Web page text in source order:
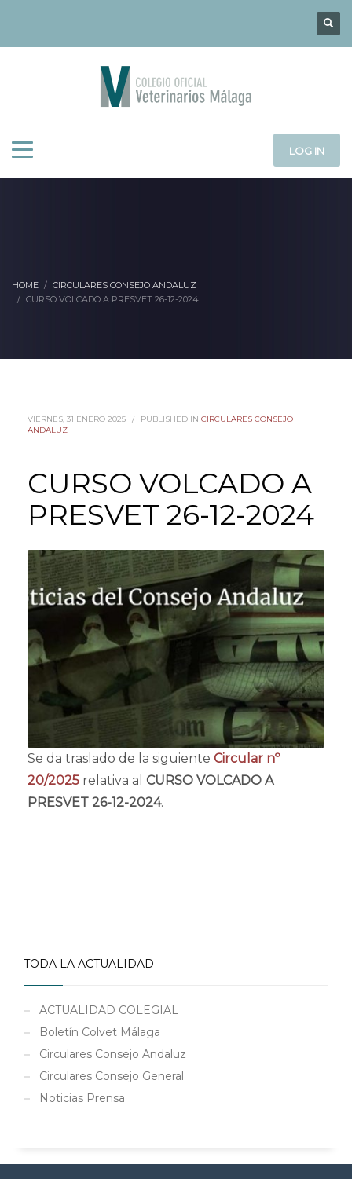
LOG IN
HOME
CIRCULARES CONSEJO ANDALUZ
CURSO VOLCADO A PRESVET 26-12-2024
VIERNES, 31 ENERO 2025 / PUBLISHED IN CIRCULARES CONSEJO
ANDALUZ
CURSO VOLCADO A
PRESVET 26-12-2024
Se da traslado de la siguiente Circular nº
20/2025 relativa al CURSO VOLCADO A
PRESVET 26-12-2024.
TODA LA ACTUALIDAD
ACTUALIDAD COLEGIAL
Boletín Colvet Málaga
Circulares Consejo Andaluz
Circulares Consejo General
Noticias Prensa